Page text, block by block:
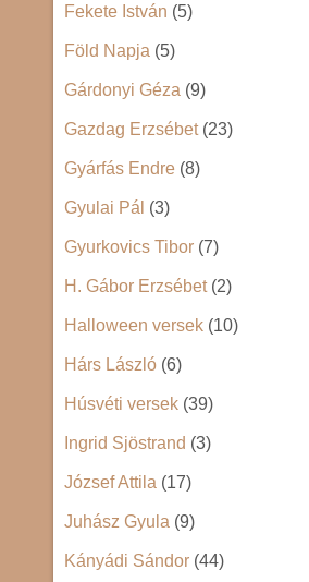
Fekete István (5)
Föld Napja (5)
Gárdonyi Géza (9)
Gazdag Erzsébet(23)
Gyárfás Endre (8)
Gyulai Pál (3)
Gyurkovics Tibor (7)
H. Gábor Erzsébet(2)
Halloween versek (10)
Hárs László (6)
Húsvéti versek (39)
Ingrid Sjöstrand (3)
József Attila (17)
Juhász Gyula (9)
Kányádi Sándor (44)